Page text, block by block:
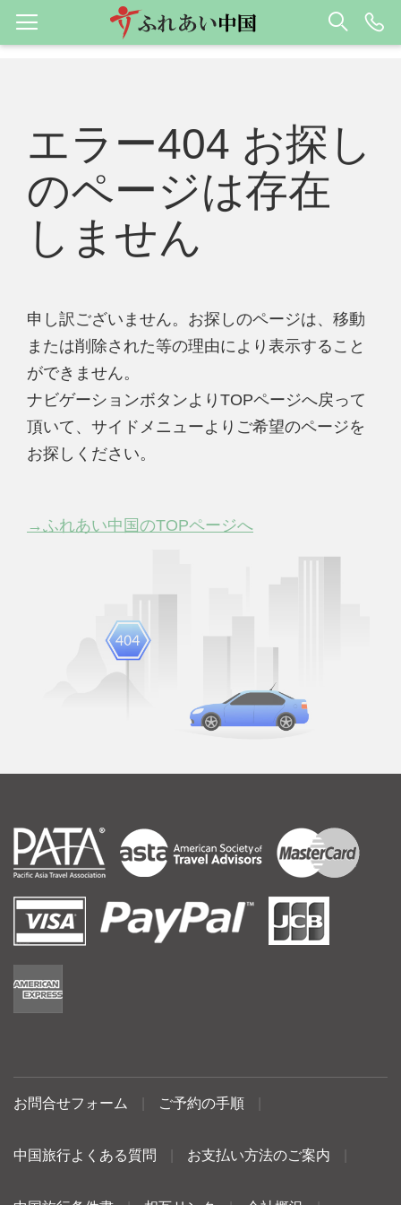
エラー404 お探し
のページは存在
しません
申し訳ございません。お探しのページは、移動
または削除された等の理由により表示すること
ができません。
ナビゲーションボタンよりTOPページへ戻って
頂いて、サイドメニューよりご希望のページを
お探しください。
→ふれあい中国のTOPページへ
お問合せフォーム ご予約の手順
中国旅行よくある質問 お支払い方法のご案内